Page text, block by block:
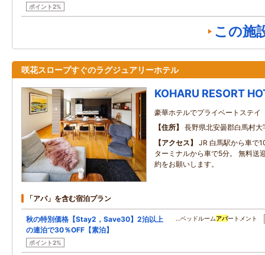
ポイント2%
この施
咲花スロープすぐのラグジュアリーホテル
KOHARU RESORT
豪華ホテルでプライベートステイ
住所
長野県北安曇郡白馬村
アクセス
JR 白馬駅から車で
ターミナルから車で5分。 無料送
約をお願いします。
「アパ」を含む宿泊プラン
秋の特別価格【Stay2，Save30】2泊以上
の連泊で30％OFF【素泊】
ポイント2%
…ベッドルームアパートメント